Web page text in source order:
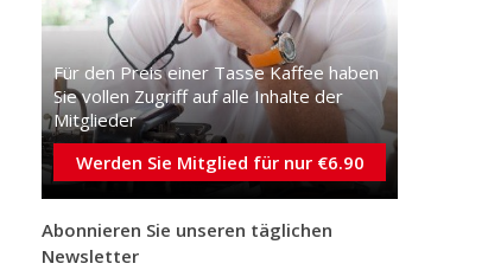
Für den Preis einer Tasse Kaffee haben
Sie vollen Zugriff auf alle Inhalte der
Mitglieder
Werden Sie Mitglied für nur €6.90
Abonnieren Sie unseren täglichen
Newsletter